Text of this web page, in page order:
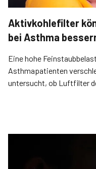
Aktivkohlefilter
bei Asthma
Eine hohe
Asthmapatienten
untersucht, ob Luftfilter